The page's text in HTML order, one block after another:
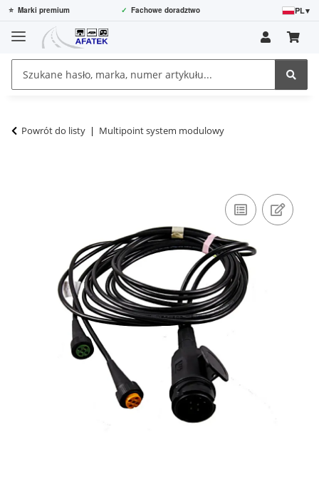
⭐ Marki premium ✓ Fachowe doradztwo PL▾
Powrót do listy Multipoint system modulowy